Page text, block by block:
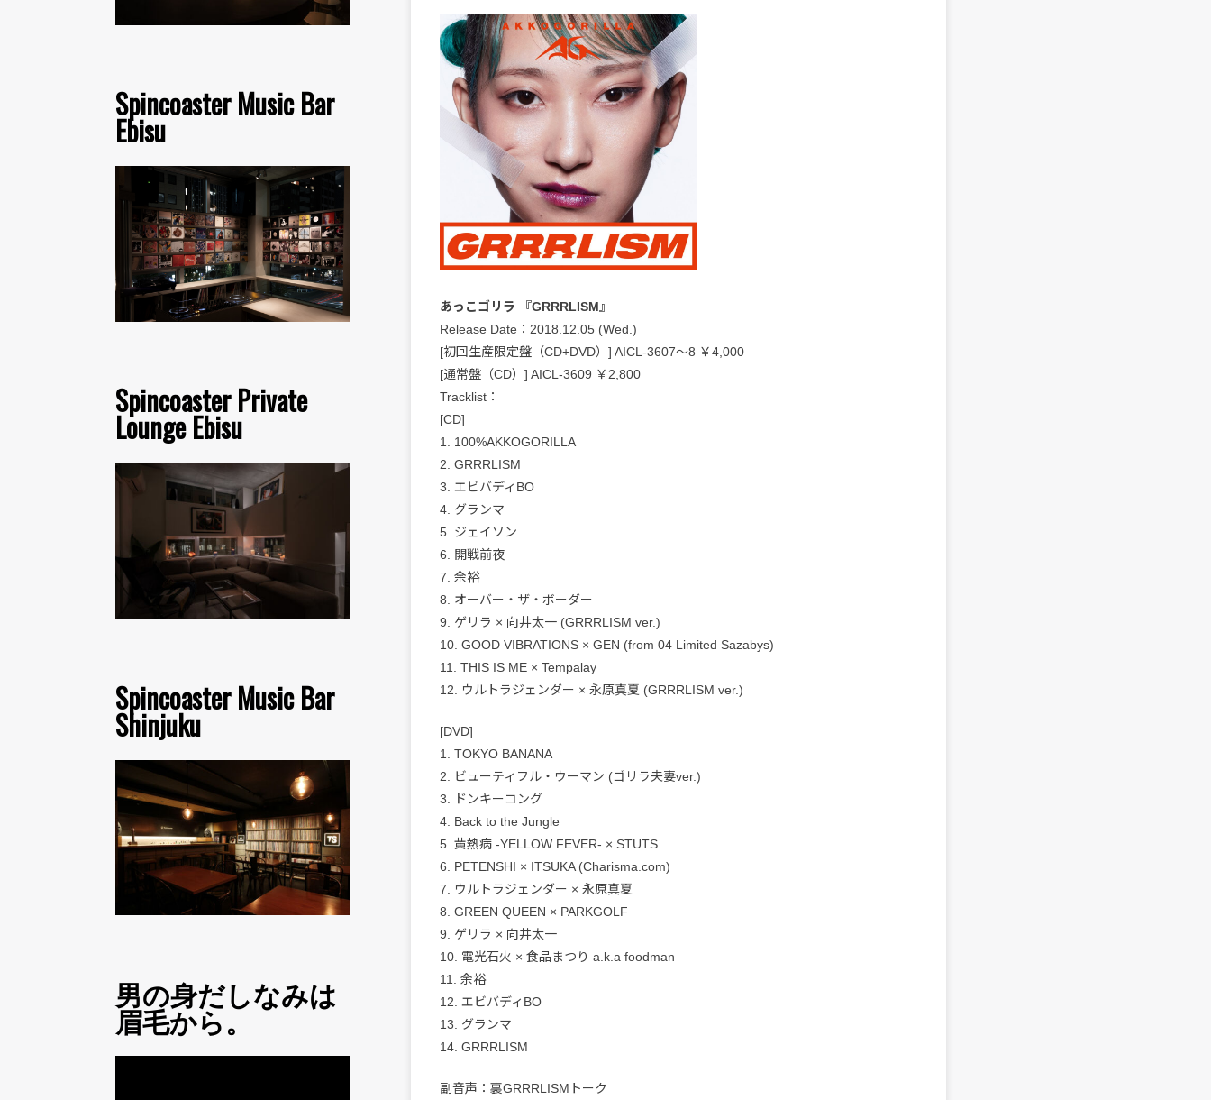
Spincoaster Music Bar
Ebisu
Spincoaster Private
Lounge Ebisu
Spincoaster Music Bar
Shinjuku
男の身だしなみは
眉毛から。
あっこゴリラ 『GRRRLISM』
Release Date：2018.12.05 (Wed.)
[初回生産限定盤（CD+DVD）] AICL-3607～8 ￥4,000
[通常盤（CD）] AICL-3609 ￥2,800
Tracklist：
[CD]
1. 100%AKKOGORILLA
2. GRRRLISM
3. エビバディBO
4. グランマ
5. ジェイソン
6. 開戦前夜
7. 余裕
8. オーバー・ザ・ボーダー
9. ゲリラ × 向井太一 (GRRRLISM ver.)
10. GOOD VIBRATIONS × GEN (from 04 Limited Sazabys)
11. THIS IS ME × Tempalay
12. ウルトラジェンダー × 永原真夏 (GRRRLISM ver.)
[DVD]
1. TOKYO BANANA
2. ビューティフル・ウーマン (ゴリラ夫妻ver.)
3. ドンキーコング
4. Back to the Jungle
5. 黄熱病 -YELLOW FEVER- × STUTS
6. PETENSHI × ITSUKA (Charisma.com)
7. ウルトラジェンダー × 永原真夏
8. GREEN QUEEN × PARKGOLF
9. ゲリラ × 向井太一
10. 電光石火 × 食品まつり a.k.a foodman
11. 余裕
12. エビバディBO
13. グランマ
14. GRRRLISM
副音声：裏GRRRLISMトーク